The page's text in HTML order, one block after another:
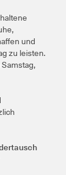
und
zu leisten.